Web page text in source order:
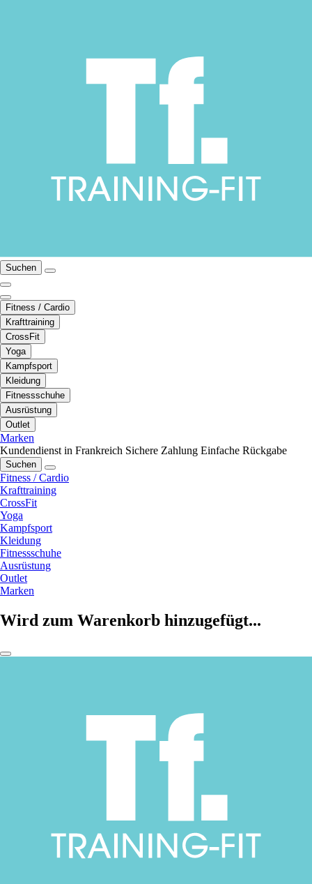
Suchen
Fitness / Cardio
Krafttraining
CrossFit
Yoga
Kampfsport
Kleidung
Fitnessschuhe
Ausrüstung
Outlet
Marken
Kundendienst in Frankreich Sichere Zahlung Einfache Rückgabe
Suchen
Fitness / Cardio
Krafttraining
CrossFit
Yoga
Kampfsport
Kleidung
Fitnessschuhe
Ausrüstung
Outlet
Marken
Wird zum Warenkorb hinzugefügt...